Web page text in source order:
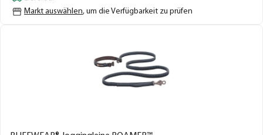
Markt auswählen, um die Verfügbarkeit zu prüfen